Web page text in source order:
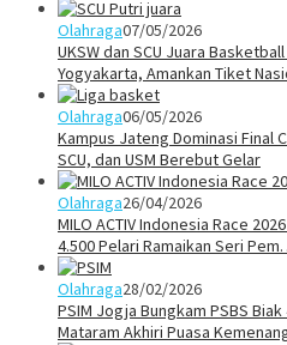
Olahraga07/05/2026
UKSW dan SCU Juara
Yogyakarta, Amankan Tiket
Olahraga06/05/2026
Kampus Jateng Dominasi Final
SCU, dan USM Berebut Gelar
Olahraga26/04/2026
MILO ACTIV Indonesia Race
4.500 Pelari Ramaikan Seri
Olahraga28/02/2026
PSIM Jogja Bungkam PSBS
Mataram Akhiri Puasa